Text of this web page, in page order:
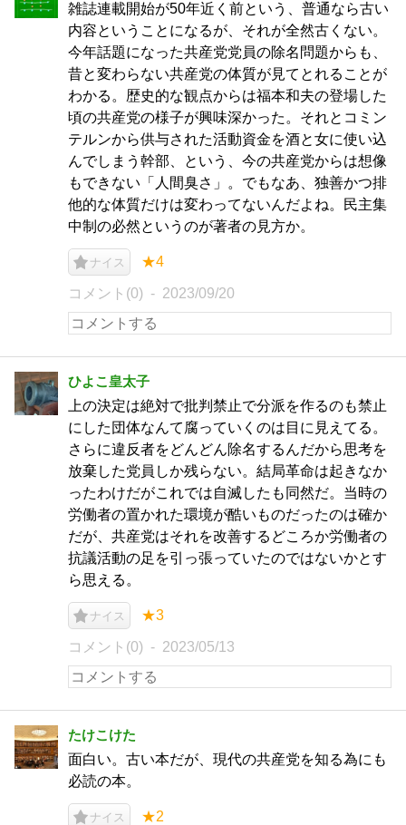
雑誌連載開始が50年近く前という、普通なら古い
内容ということになるが、それが全然古くない。
今年話題になった共産党党員の除名問題からも、
昔と変わらない共産党の体質が見てとれることが
わかる。歴史的な観点からは福本和夫の登場した
頃の共産党の様子が興味深かった。それとコミン
テルンから供与された活動資金を酒と女に使い込
んでしまう幹部、という、今の共産党からは想像
もできない「人間臭さ」。でもなあ、独善かつ排
他的な体質だけは変わってないんだよね。民主集
中制の必然というのが著者の見方か。
ナイス ★4
コメント(0) 2023/09/20
ひよこ皇太子
上の決定は絶対で批判禁止で分派を作るのも禁止
にした団体なんて腐っていくのは目に見えてる。
さらに違反者をどんどん除名するんだから思考を
放棄した党員しか残らない。結局革命は起きなか
ったわけだがこれでは自滅したも同然だ。当時の
労働者の置かれた環境が酷いものだったのは確か
だが、共産党はそれを改善するどころか労働者の
抗議活動の足を引っ張っていたのではないかとす
ら思える。
ナイス ★3
コメント(0) 2023/05/13
たけこけた
面白い。古い本だが、現代の共産党を知る為にも
必読の本。
ナイス ★2